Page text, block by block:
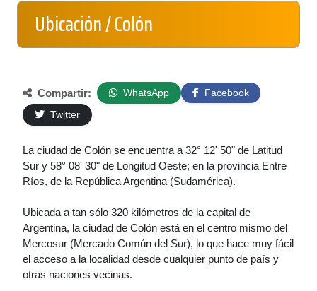
Ubicación / Colón
Compartir: WhatsApp
Facebook
Twitter
La ciudad de Colón se encuentra a 32° 12' 50" de Latitud
Sur y 58° 08' 30" de Longitud Oeste; en la provincia Entre
Ríos, de la República Argentina (Sudamérica).
Ubicada a tan sólo 320 kilómetros de la capital de
Argentina, la ciudad de Colón está en el centro mismo del
Mercosur (Mercado Común del Sur), lo que hace muy fácil
el acceso a la localidad desde cualquier punto de país y
otras naciones vecinas.